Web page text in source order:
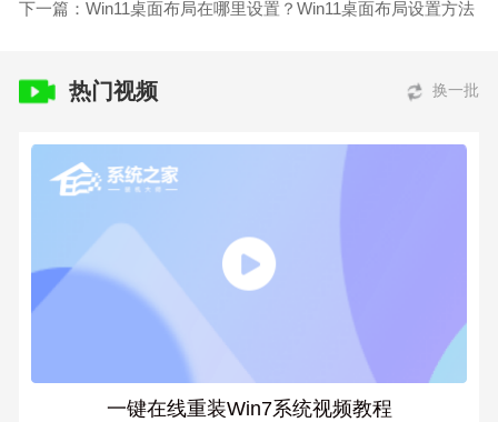
下一篇：Win11桌面布局在哪里设置？Win11桌面布局设置方法
热门视频 换一批
一键在线重装Win7系统视频教程